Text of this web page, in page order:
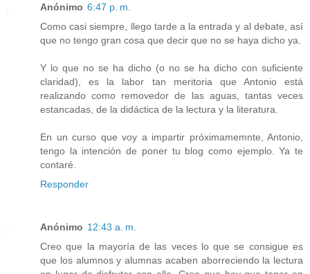
Anónimo 6:47 p. m.
Como casi siempre, llego tarde a la entrada y al debate, así
que no tengo gran cosa que decir que no se haya dicho ya.
Y lo que no se ha dicho (o no se ha dicho con suficiente
claridad), es la labor tan meritoria que Antonio está
realizando como removedor de las aguas, tantas veces
estancadas, de la didáctica de la lectura y la literatura.
En un curso que voy a impartir próximamemnte, Antonio,
tengo la intención de poner tu blog como ejemplo. Ya te
contaré.
Responder
Anónimo 12:43 a. m.
Creo que la mayoría de las veces lo que se consigue es
que los alumnos y alumnas acaben aborreciendo la lectura